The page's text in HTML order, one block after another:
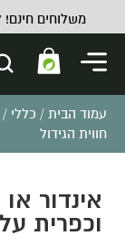
משלוחים חינם!
עמוד הבית / כללי /
חווית הגידול
אינדור
וכפרית